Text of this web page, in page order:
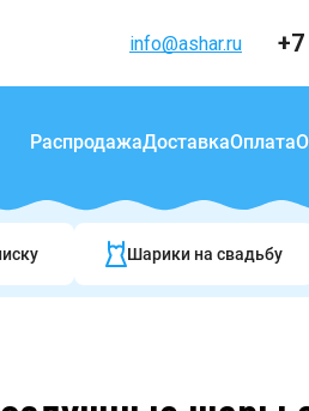
info@ashar.ru
РаспродажаДоставкаОплата
Шарики на свадьбу